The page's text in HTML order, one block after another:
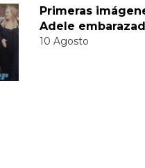
Primeras
Adele
10 Agosto